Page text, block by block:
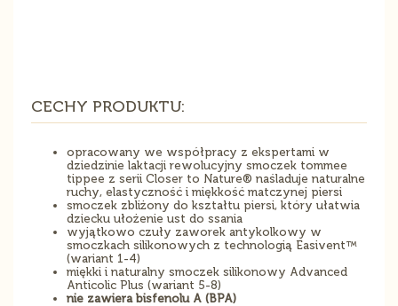
CECHY PRODUKTU:
opracowany we współpracy z ekspertami w
dziedzinie laktacji rewolucyjny smoczek tommee
tippee z serii Closer to Nature® naśladuje naturalne
ruchy, elastyczność i miękkość matczynej piersi
smoczek zbliżony do kształtu piersi, który ułatwia
dziecku ułożenie ust do ssania
wyjątkowo czuły zaworek antykolkowy w
smoczkach silikonowych z technologią Easivent™
(wariant 1-4)
miękki i naturalny smoczek silikonowy Advanced
Anticolic Plus (wariant 5-8)
nie zawiera bisfenolu A (BPA)